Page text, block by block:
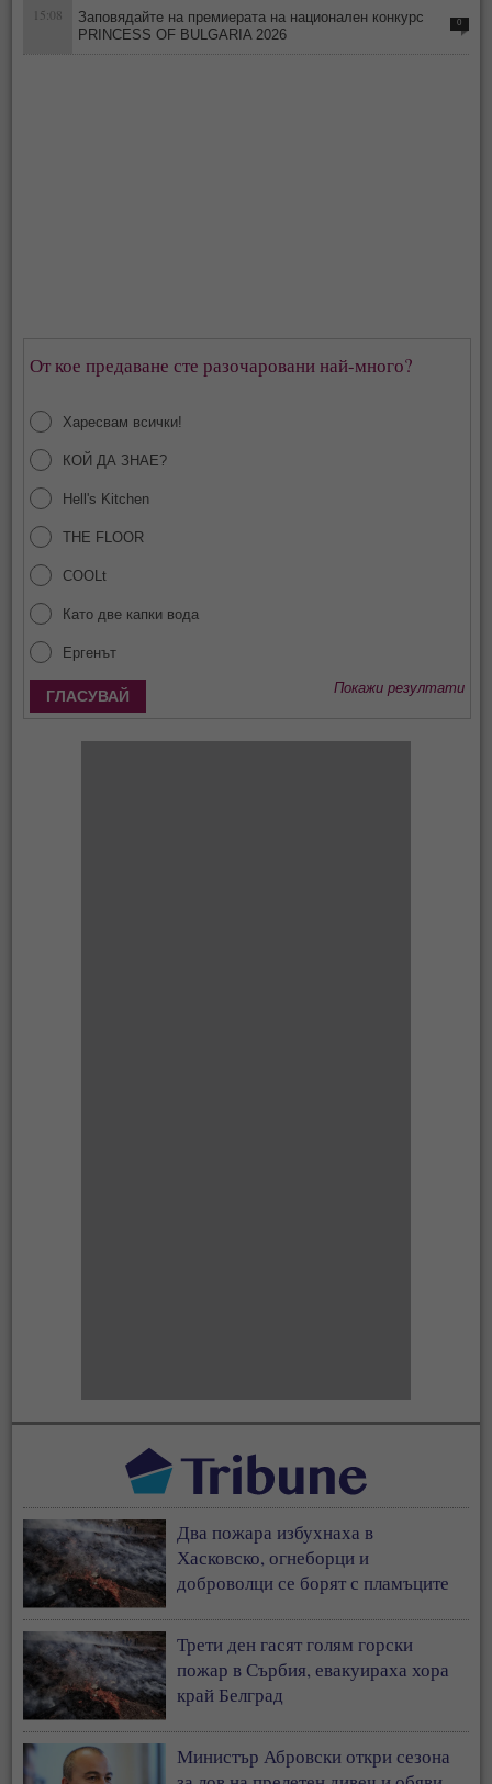
15:08
Заповядайте на премиерата на национален конкурс
PRINCESS OF BULGARIA 2026
0
От кое предаване сте разочаровани най-много?
Харесвам всички!
КОЙ ДА ЗНАЕ?
Hell's Kitchen
THE FLOOR
COOLt
Като две капки вода
Ергенът
Покажи резултати
Два пожара избухнаха в
Хасковско, огнеборци и
доброволци се борят с пламъците
Трети ден гасят голям горски
пожар в Сърбия, евакуираха хора
край Белград
Министър Абровски откри сезона